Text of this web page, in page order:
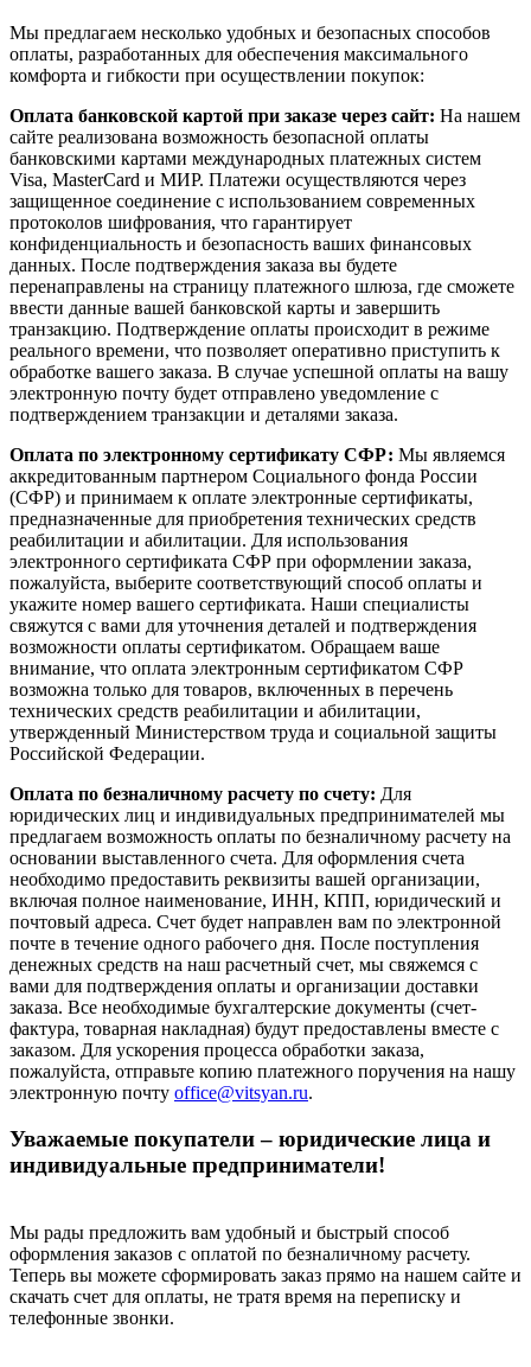
Мы предлагаем несколько удобных и безопасных способов
оплаты, разработанных для обеспечения максимального
комфорта и гибкости при осуществлении покупок:
Оплата банковской картой при заказе через сайт: На нашем
сайте реализована возможность безопасной оплаты
банковскими картами международных платежных систем
Visa, MasterCard и МИР. Платежи осуществляются через
защищенное соединение с использованием современных
протоколов шифрования, что гарантирует
конфиденциальность и безопасность ваших финансовых
данных. После подтверждения заказа вы будете
перенаправлены на страницу платежного шлюза, где сможете
ввести данные вашей банковской карты и завершить
транзакцию. Подтверждение оплаты происходит в режиме
реального времени, что позволяет оперативно приступить к
обработке вашего заказа. В случае успешной оплаты на вашу
электронную почту будет отправлено уведомление с
подтверждением транзакции и деталями заказа.
Оплата по электронному сертификату СФР: Мы являемся
аккредитованным партнером Социального фонда России
(СФР) и принимаем к оплате электронные сертификаты,
предназначенные для приобретения технических средств
реабилитации и абилитации. Для использования
электронного сертификата СФР при оформлении заказа,
пожалуйста, выберите соответствующий способ оплаты и
укажите номер вашего сертификата. Наши специалисты
свяжутся с вами для уточнения деталей и подтверждения
возможности оплаты сертификатом. Обращаем ваше
внимание, что оплата электронным сертификатом СФР
возможна только для товаров, включенных в перечень
технических средств реабилитации и абилитации,
утвержденный Министерством труда и социальной защиты
Российской Федерации.
Оплата по безналичному расчету по счету: Для
юридических лиц и индивидуальных предпринимателей мы
предлагаем возможность оплаты по безналичному расчету на
основании выставленного счета. Для оформления счета
необходимо предоставить реквизиты вашей организации,
включая полное наименование, ИНН, КПП, юридический и
почтовый адреса. Счет будет направлен вам по электронной
почте в течение одного рабочего дня. После поступления
денежных средств на наш расчетный счет, мы свяжемся с
вами для подтверждения оплаты и организации доставки
заказа. Все необходимые бухгалтерские документы (счет-
фактура, товарная накладная) будут предоставлены вместе с
заказом. Для ускорения процесса обработки заказа,
пожалуйста, отправьте копию платежного поручения на нашу
электронную почту office@vitsyan.ru.
Уважаемые покупатели – юридические лица и
индивидуальные предприниматели!
Мы рады предложить вам удобный и быстрый способ
оформления заказов с оплатой по безналичному расчету.
Теперь вы можете сформировать заказ прямо на нашем сайте и
скачать счет для оплаты, не тратя время на переписку и
телефонные звонки.